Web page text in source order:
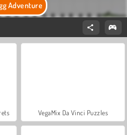
Adventure
VegaMix Da Vinci Puzzles